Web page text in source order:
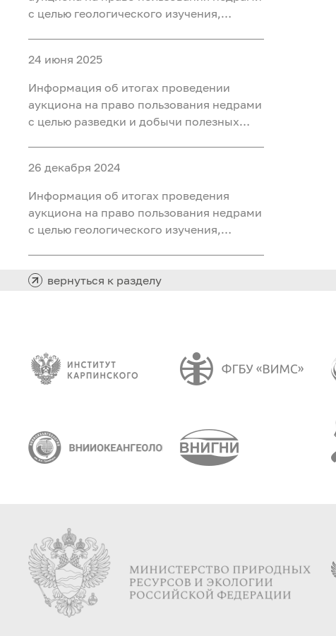
автономного округа - Югры
с целью геологического изучения,
«Бобровый», расположенного в
Уватском районе Тюменской области
24 июня 2025
Информация об итогах проведении
аукциона на право пользования недрами
с целью разведки и добычи полезных
недр «Северный 2 Шадринского
месторождения» в Курганской области
26 декабря 2024
Информация об итогах проведения
аукциона на право пользования недрами
с целью геологического изучения,
«Южно-Хангокуртский» в Ханты-
вернуться к разделу